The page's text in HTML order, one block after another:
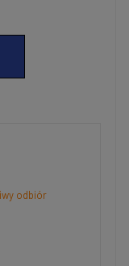
odbiór